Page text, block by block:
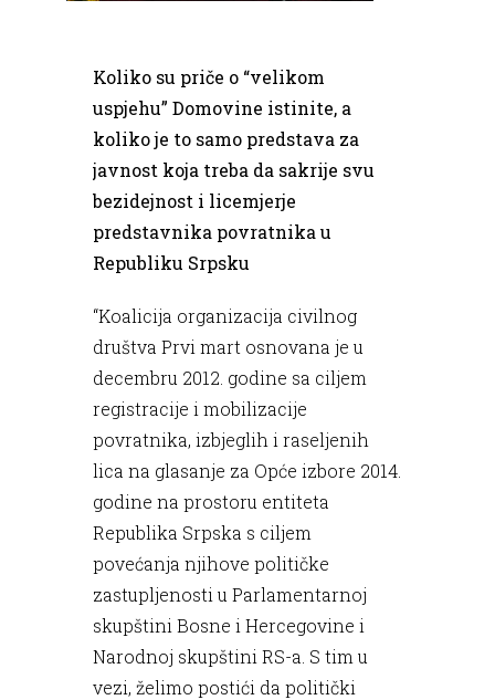
Koliko su priče o “velikom
uspjehu” Domovine istinite, a
koliko je to samo predstava za
javnost koja treba da sakrije svu
bezidejnost i licemjerje
predstavnika povratnika u
Republiku Srpsku
“Koalicija organizacija civilnog
društva Prvi mart osnovana je u
decembru 2012. godine sa ciljem
registracije i mobilizacije
povratnika, izbjeglih i raseljenih
lica na glasanje za Opće izbore 2014.
godine na prostoru entiteta
Republika Srpska s ciljem
povećanja njihove političke
zastupljenosti u Parlamentarnoj
skupštini Bosne i Hercegovine i
Narodnoj skupštini RS-a. S tim u
vezi, želimo postići da politički